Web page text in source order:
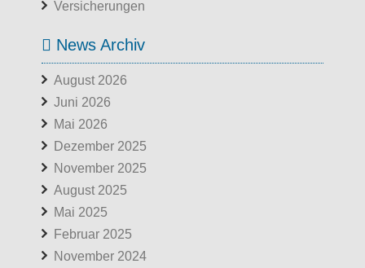
Versicherungen
News Archiv
August 2026
Juni 2026
Mai 2026
Dezember 2025
November 2025
August 2025
Mai 2025
Februar 2025
November 2024